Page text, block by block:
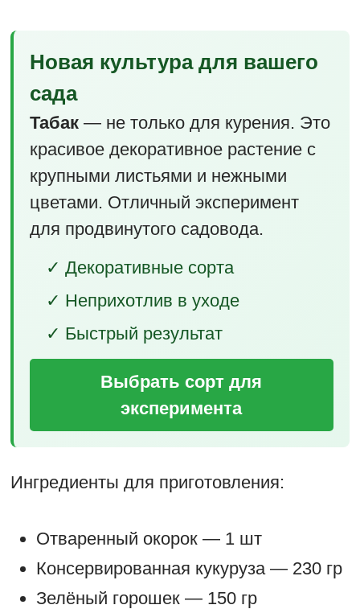
Новая культура для вашего
сада
Табак— не только для курения. Это
красивое декоративное растение с
крупными листьями и нежными
цветами. Отличный эксперимент
для продвинутого садовода.
✓ Декоративные сорта
✓ Неприхотлив в уходе
✓ Быстрый результат
Выбрать сорт для
эксперимента
Ингредиенты для приготовления:
Отваренный окорок — 1 шт
Консервированная кукуруза — 230 гр
Зелёный горошек — 150 гр